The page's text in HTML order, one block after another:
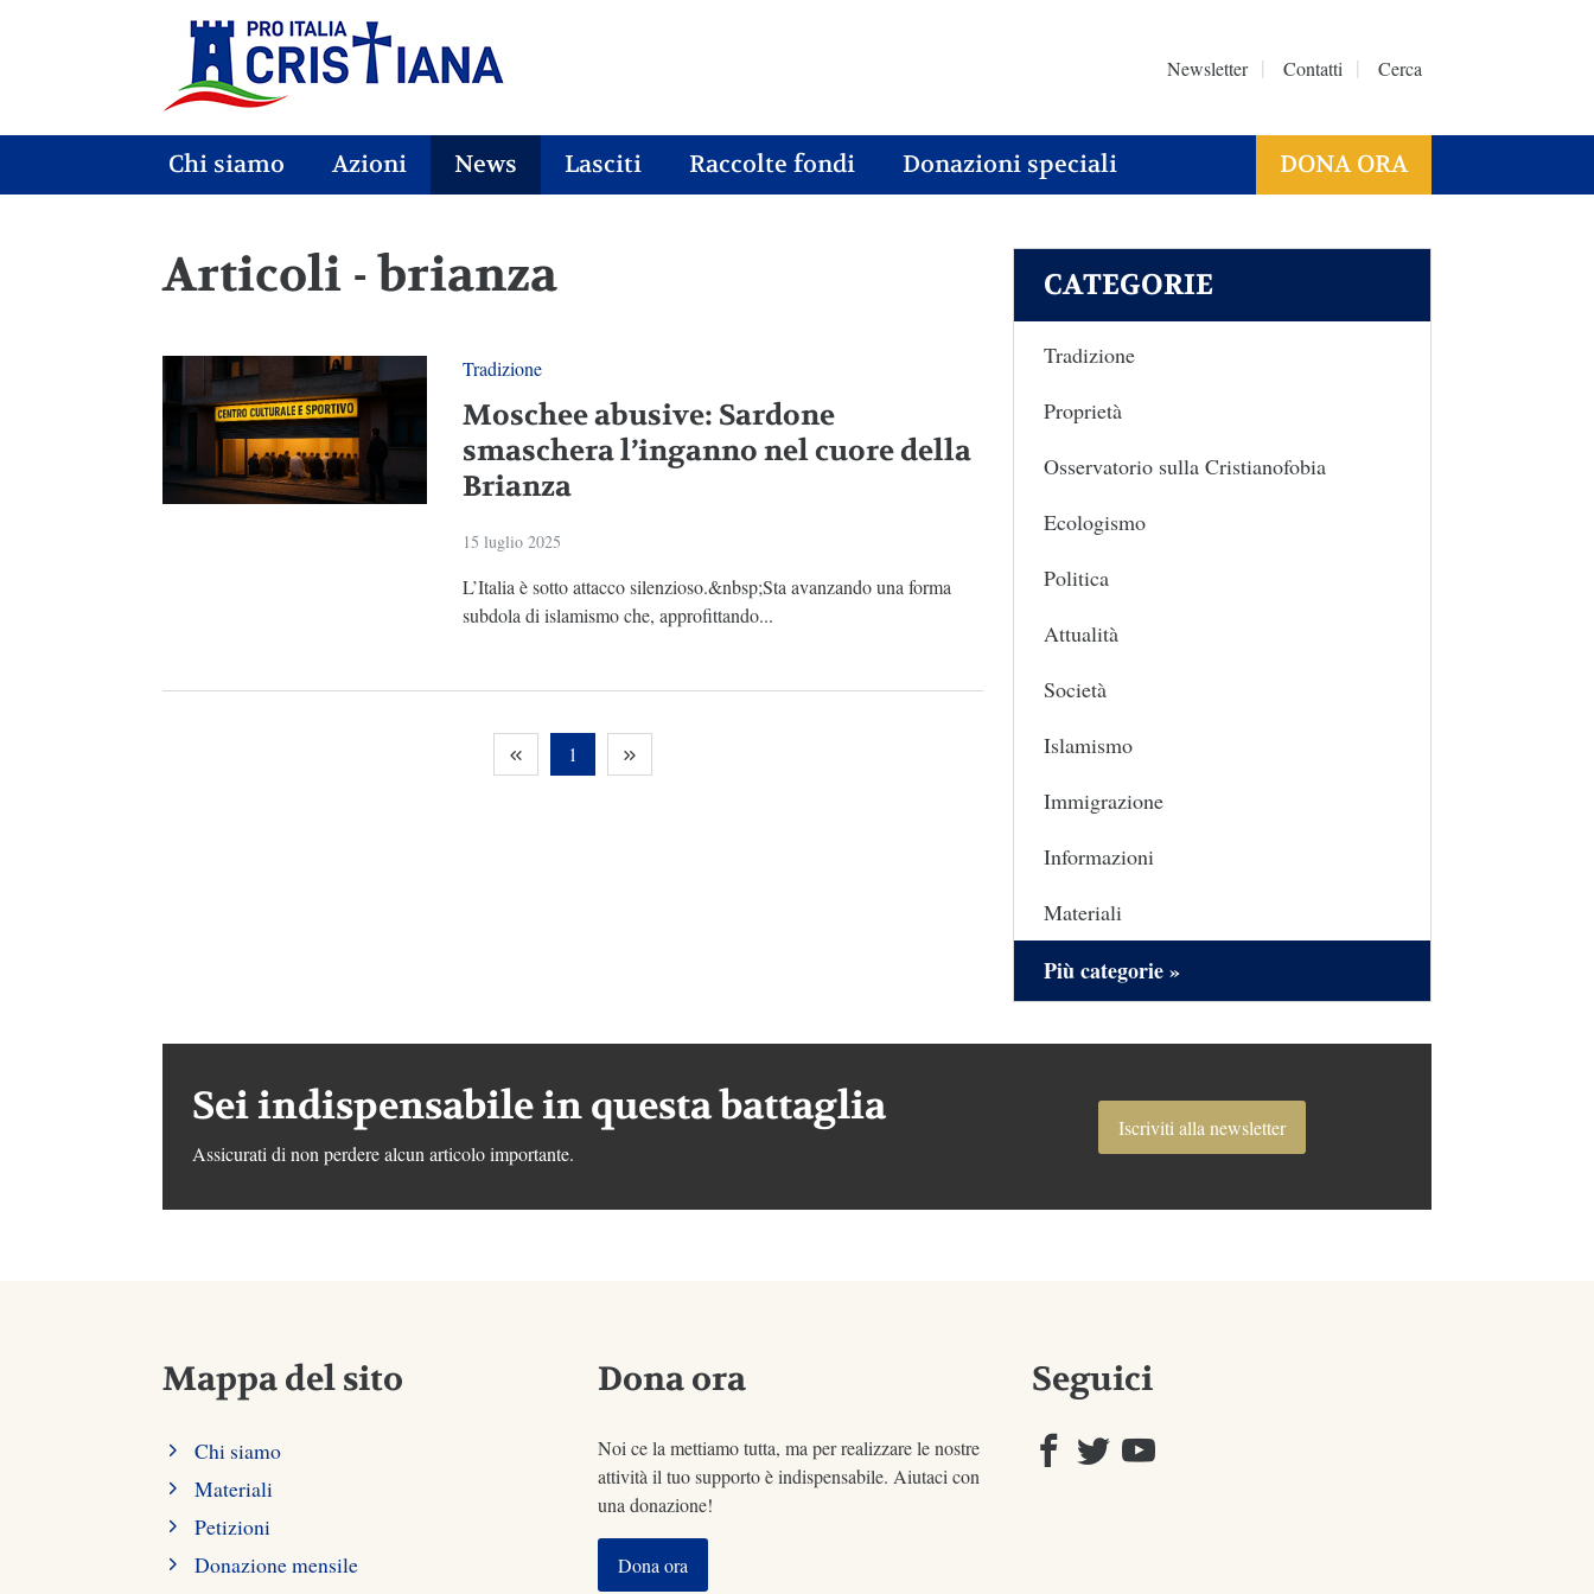
Newsletter Contatti Cerca
Chi siamo Azioni News Lasciti Raccolte fondi Donazioni speciali DONA ORA
Articoli - brianza
Tradizione
Moschee abusive: Sardone
smaschera l’inganno nel cuore della
Brianza
15 luglio 2025
L’Italia è sotto attacco silenzioso.&nbsp;Sta avanzando una forma
subdola di islamismo che, approfittando...
1
CATEGORIE
Tradizione
Proprietà
Osservatorio sulla Cristianofobia
Ecologismo
Politica
Attualità
Società
Islamismo
Immigrazione
Informazioni
Materiali
Più categorie »
Sei indispensabile in questa battaglia
Assicurati di non perdere alcun articolo importante.
Iscriviti alla newsletter
Mappa del sito
Chi siamo
Materiali
Petizioni
Donazione mensile
Dona ora
Noi ce la mettiamo tutta, ma per realizzare le nostre
attività il tuo supporto è indispensabile. Aiutaci con
una donazione!
Dona ora
Seguici